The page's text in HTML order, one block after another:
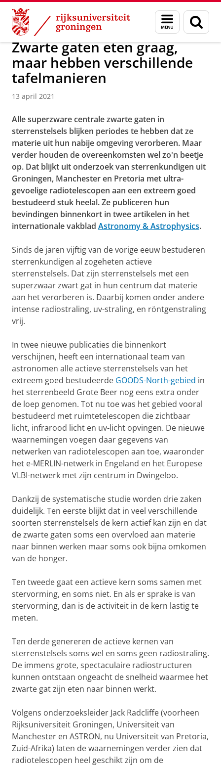
Skip
Content
Skip
Navigation
Menu
en
zoeken
Over ons Actueel Nieuws
Zwarte gaten eten graag,
maar hebben verschillende
tafelmanieren
13 april 2021
Alle superzware centrale zwarte gaten in
sterrenstelsels blijken periodes te hebben dat ze
materie uit hun nabije omgeving verorberen. Maar
verder houden de overeenkomsten wel zo'n beetje
op. Dat blijkt uit onderzoek van sterrenkundigen uit
Groningen, Manchester en Pretoria met ultra-
gevoelige radiotelescopen aan een extreem goed
bestudeerd stuk heelal. Ze publiceren hun
bevindingen binnenkort in twee artikelen in het
internationale vakblad Astronomy & Astrophysics.
Sinds de jaren vijftig van de vorige eeuw bestuderen
sterrenkundigen al zogeheten actieve
sterrenstelsels. Dat zijn sterrenstelsels met een
superzwaar zwart gat in hun centrum dat materie
aan het verorberen is. Daarbij komen onder andere
intense radiostraling, uv-straling, en röntgenstraling
vrij.
In twee nieuwe publicaties die binnenkort
verschijnen, heeft een internationaal team van
astronomen alle actieve sterrenstelsels van het
extreem goed bestudeerde GOODS-North-gebied in
het sterrenbeeld Grote Beer nog eens extra onder
de loep genomen. Tot nu toe was het gebied vooral
bestudeerd met ruimtetelescopen die zichtbaar
licht, infrarood licht en uv-licht opvingen. De nieuwe
waarnemingen voegen daar gegevens van
netwerken van radiotelescopen aan toe, waaronder
het e-MERLIN-netwerk in Engeland en het Europese
VLBI-netwerk met zijn centrum in Dwingeloo.
Dankzij de systematische studie worden drie zaken
duidelijk. Ten eerste blijkt dat in veel verschillende
soorten sterrenstelsels de kern actief kan zijn en dat
de zwarte gaten soms een overvloed aan materie
naar binnen werken maar soms ook bijna omkomen
van de honger.
Ten tweede gaat een actieve kern soms samen met
stervorming, en soms niet. En als er sprake is van
stervorming, dan is de activiteit in de kern lastig te
meten.
Ten derde genereren de actieve kernen van
sterrenstelsels soms wel en soms geen radiostraling.
De immens grote, spectaculaire radiostructuren
kunnen ontstaan ongeacht de snelheid waarmee het
zwarte gat zijn eten naar binnen werkt.
Volgens onderzoeksleider Jack Radcliffe (voorheen
Rijksuniversiteit Groningen, Universiteit van
Manchester en ASTRON, nu Universiteit van Pretoria,
Zuid-Afrika) laten de waarnemingen verder zien dat
radiotelescopen heel geschikt zijn om de